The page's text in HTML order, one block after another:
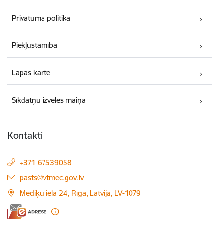
Privātuma politika
Piekļūstamība
Lapas karte
Sīkdatņu izvēles maiņa
Kontakti
+371 67539058
E-pasts:
pasts@vtmec.gov.lv
Mediķu iela 24, Rīga, Latvija, LV-1079